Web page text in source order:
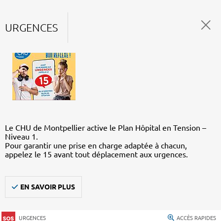
URGENCES
Le CHU de Montpellier active le Plan Hôpital en Tension –
Niveau 1.
Pour garantir une prise en charge adaptée à chacun,
appelez le 15 avant tout déplacement aux urgences.
EN SAVOIR PLUS
URGENCES ACCÈS RAPIDES